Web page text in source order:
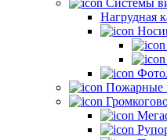
Системы
Нагрудная
Пожарные